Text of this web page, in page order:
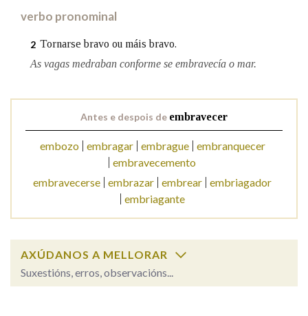
OUTRAS OPCIÓNS DE BUSCA
Pertence a
verbo pronominal
2 Tornarse bravo ou máis bravo.
As vagas medraban conforme se embravecía o mar.
Antes e despois de embravecer
embozo embragar embrague
embranquecer
embravecemento
embravecerse embrazar embrear embriagador
embriagante
AXÚDANOS A MELLORAR
Suxestións, erros, observacións...